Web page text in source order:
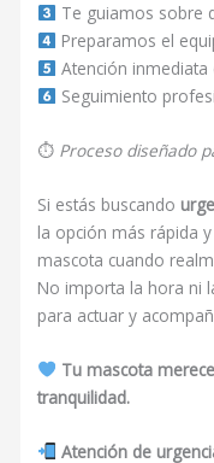
Te guiamos sobre
Preparamos el
Atención inmediata
Seguimiento
⏱ Proceso diseñado
Si estás buscando
la opción más rápida
mascota cuando
No importa la hora ni
para actuar y
Tu mascota
tranquilidad.
Atención de